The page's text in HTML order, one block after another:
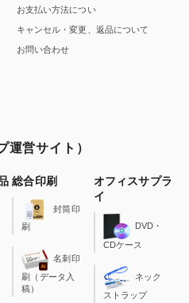
お支払い方法につい
キャンセル・変更、返品について
お問い合わせ
運営サイト）
総合印刷
封筒印
刷
名刺印
刷（データ入
稿）
オフィスサプラ
イ
DVD・
CDケース
ネック
ストラップ